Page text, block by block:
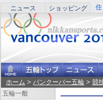
ニュース ショッピング
ホーム > バンクーバー五輪 > 競
五輪一般